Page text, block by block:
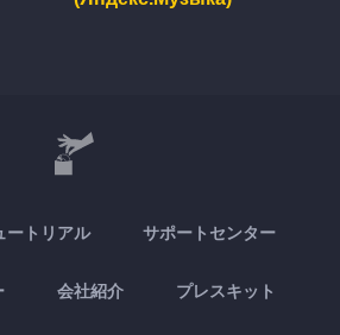
ートリアル サポートセンター
会社紹介 プレスキット